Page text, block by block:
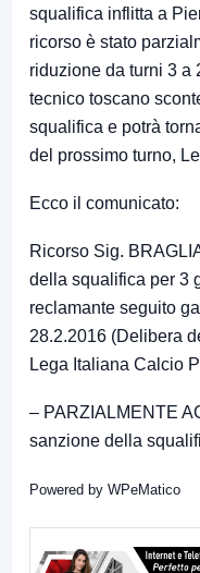
squalifica inflitta a
ricorso è stato
riduzione da turni 3 a
tecnico toscano
squalifica e potrà
del prossimo turno,
Ecco il comunicato:
Ricorso Sig.
della squalifica per 3
reclamante seguito
28.2.2016 (Delibera
Lega Italiana Calcio
– PARZIALMENTE
sanzione della
Powered by WPeMatico